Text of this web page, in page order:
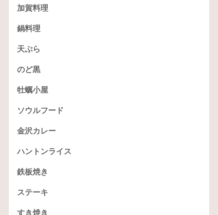
加賀料理
鍋料理
天ぷら
のど黒
牡蠣小屋
ソウルフード
金沢カレー
ハントンライス
鉄板焼き
ステーキ
すき焼き